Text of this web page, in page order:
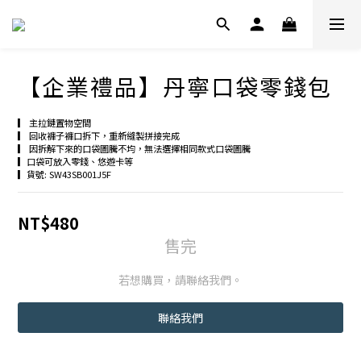
【企業禮品】丹寧口袋零錢包
▎ 主拉鏈置物空間
▎ 回收褲子褲口拆下，重新縫製拼接完成
▎ 因拆解下來的口袋圖騰不均，無法選擇相同款式口袋圖騰
▎口袋可放入零錢、悠遊卡等
▎貨號: SW43SB001J5F
NT$480
售完
若想購買，請聯絡我們。
聯絡我們